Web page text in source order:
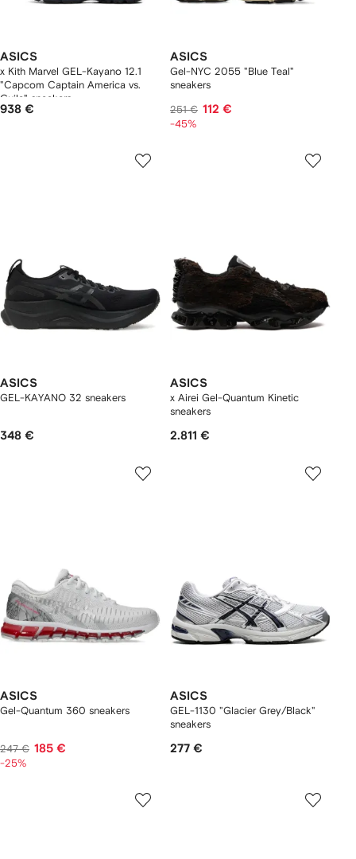
ASICS
x Kith Marvel GEL-Kayano 12.1
"Capcom Captain America vs.
Guile" sneakers
938 €
ASICS
Gel-NYC 2055 "Blue Teal"
sneakers
251 € 112 €
-45%
ASICS
GEL-KAYANO 32 sneakers
348 €
ASICS
x Airei Gel-Quantum Kinetic
sneakers
2.811 €
ASICS
Gel-Quantum 360 sneakers
247 € 185 €
-25%
ASICS
GEL-1130 "Glacier Grey/Black"
sneakers
277 €